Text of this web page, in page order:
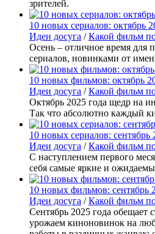
зрителей.
10 новых сериалов: октябрь
Идеи досуга /Какой фильм
Осень – отличное время для
сериалов, новинками от
10 новых фильмов: октябрь
Идеи досуга /Какой фильм
Октябрь 2025 года щедр на
Так что абсолютно каждый
10 новых сериалов: сентябрь
Идеи досуга /Какой фильм
С наступлением первого
себя самые яркие и
10 новых фильмов: сентябрь
Идеи досуга /Какой фильм
Сентябрь 2025 года обещает
урожаем киноновинок на